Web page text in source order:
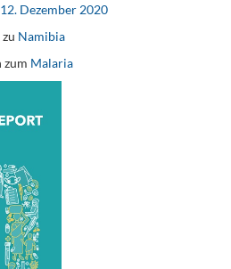
Dezember 2020
Namibia
zum Malaria